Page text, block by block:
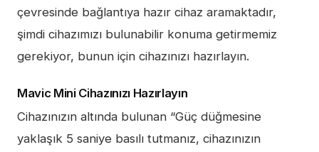
çevresinde bağlantıya hazır cihaz aramaktadır,
şimdi cihazımızı bulunabilir konuma getirmemiz
gerekiyor, bunun için cihazınızı hazırlayın.
Mavic Mini Cihazınızı Hazırlayın
Cihazınızın altında bulunan “Güç düğmesine
yaklaşık 5 saniye basılı tutmanız, cihazınızın